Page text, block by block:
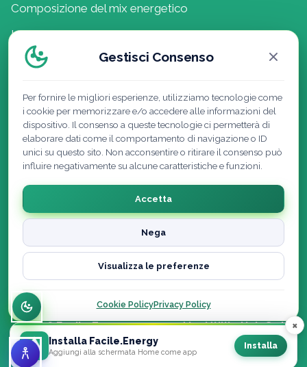
Composizione del mix energetico
Lavora con noi
Politica della Qualità
Cookie Policy | Privacy Policy |
Dichiarazione di accessibilità
© 2026 Facile.Energy powered by Utility Hub S.r.l. ·
Tutti i diritti riservati
Gestisci Consenso
Per fornire le migliori esperienze, utilizziamo tecnologie come
i cookie per memorizzare e/o accedere alle informazioni del
dispositivo. Il consenso a queste tecnologie ci permetterà di
elaborare dati come il comportamento di navigazione o ID
unici su questo sito. Non acconsentire o ritirare il consenso può
influire negativamente su alcune caratteristiche e funzioni.
Accetta
Nega
Visualizza le preferenze
Cookie PolicyPrivacy Policy
Installa Facile.Energy
Aggiungi alla schermata Home come app
Installa
×